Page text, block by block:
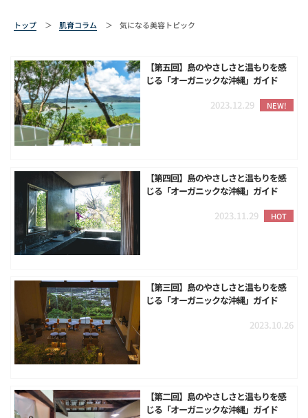
トップ ＞ 肌育コラム ＞ 気になる美容トピック
【第五回】島のやさしさと温もりを感
じる「オーガニックな沖縄」ガイド
2023.12.29
NEW!
【第四回】島のやさしさと温もりを感
じる「オーガニックな沖縄」ガイド
2023.11.29
HOT
【第三回】島のやさしさと温もりを感
じる「オーガニックな沖縄」ガイド
2023.10.26
【第二回】島のやさしさと温もりを感
じる「オーガニックな沖縄」ガイド